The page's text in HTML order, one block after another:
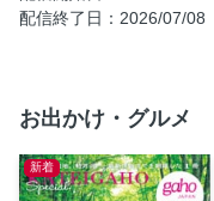
11赤坂・四谷
純喫茶15選
15根岸・入谷・竜泉
配信終了日：2026/07/08
お出かけ・グルメ
新着